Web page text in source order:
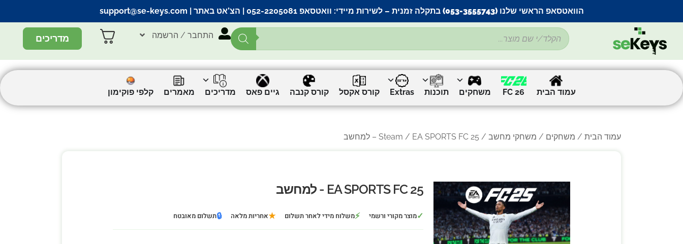
הוואטסאפ הראשי שלנו (053-3555743) בתקלה זמנית – לשירות מיידי: וואטסאפ 052-2205081 | הצ’אט באתר | support@se-keys.com
התחבר / הרשמה מדריכים
עמוד הבית FC 26 משחקים תוכנות Extras קורס אקסל קורס קנבה גיים פאס מדריכים מאמרים קלפי פוקימון
עמוד הבית / משחקים / משחקי מחשב /
Steam / EA SPORTS FC 25 – למחשב
EA SPORTS FC 25 - למחשב
✓מוצר מקורי ורשמי ⚡משלוח מידי לאחר תשלום ★אחריות מלאה 🔒תשלום מאובטח